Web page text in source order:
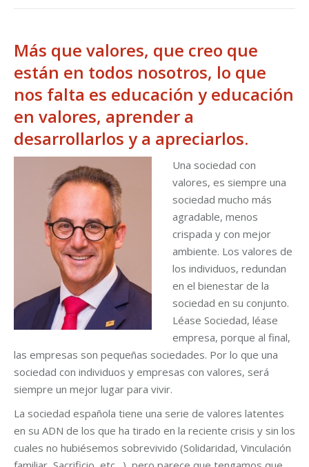
Más que valores, que creo que
están en todos nosotros, lo que
nos falta es educación y educación
en valores, aprender a
desarrollarlos y a apreciarlos.
Una sociedad con
valores, es siempre una
sociedad mucho más
agradable, menos
crispada y con mejor
ambiente. Los valores de
los individuos, redundan
en el bienestar de la
sociedad en su conjunto.
Léase Sociedad, léase
empresa, porque al final,
las empresas son pequeñas sociedades. Por lo que una
sociedad con individuos y empresas con valores, será
siempre un mejor lugar para vivir.
La sociedad española tiene una serie de valores latentes
en su ADN de los que ha tirado en la reciente crisis y sin los
cuales no hubiésemos sobrevivido (Solidaridad, Vinculación